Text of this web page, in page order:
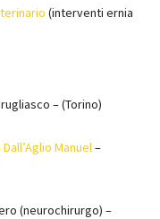
(interventi ernia
– (Torino)
Manuel–
(neurochirurgo) –